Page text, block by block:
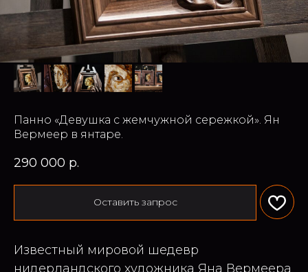
Панно «Девушка с жемчужной сережкой». Ян
Вермеер в янтаре.
290 000 р.
Оставить запрос
Известный мировой шедевр
нидерландского художника Яна Вермеера